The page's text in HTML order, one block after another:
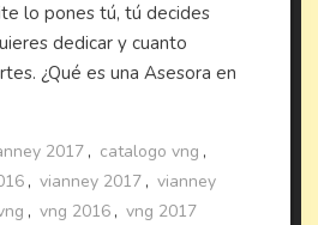
lo pones tú, tú decides
dedicar y cuanto
¿Qué es una Asesora en
2017 , catalogo vng ,
, vianney 2017 , vianney
, vng 2016 , vng 2017